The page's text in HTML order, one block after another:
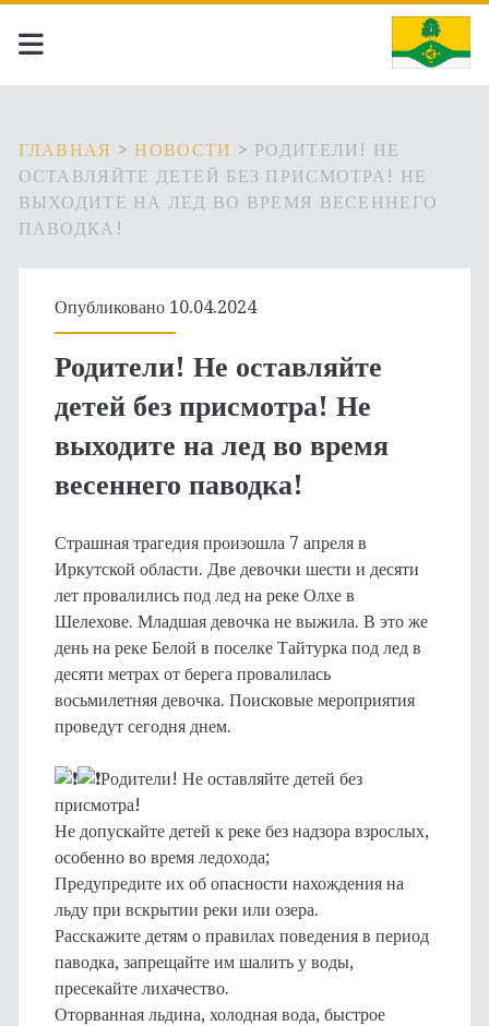
ГЛАВНАЯ >НОВОСТИ > РОДИТЕЛИ! НЕ
ОСТАВЛЯЙТЕ ДЕТЕЙ БЕЗ ПРИСМОТРА! НЕ
ВЫХОДИТЕ НА ЛЕД ВО ВРЕМЯ ВЕСЕННЕГО
ПАВОДКА!
Опубликовано 10.04.2024
Родители! Не оставляйте
детей без присмотра! Не
выходите на лед во время
весеннего паводка!
Страшная трагедия произошла 7 апреля в
Иркутской области. Две девочки шести и десяти
лет провалились под лед на реке Олхе в
Шелехове. Младшая девочка не выжила. В это же
день на реке Белой в поселке Тайтурка под лед в
десяти метрах от берега провалилась
восьмилетняя девочка. Поисковые мероприятия
проведут сегодня днем.
Родители! Не оставляйте детей без
присмотра!
Не допускайте детей к реке без надзора взрослых,
особенно во время ледохода;
Предупредите их об опасности нахождения на
льду при вскрытии реки или озера.
Расскажите детям о правилах поведения в период
паводка, запрещайте им шалить у воды,
пресекайте лихачество.
Оторванная льдина, холодная вода, быстрое